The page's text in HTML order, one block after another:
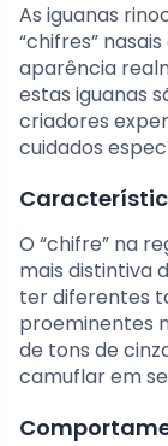
As iguanas
“chifres”
aparência
estas iguanas
criadores
cuidados
O “chifre” na
mais distintiva
ter diferentes
proeminentes
de tons de
camuflar em